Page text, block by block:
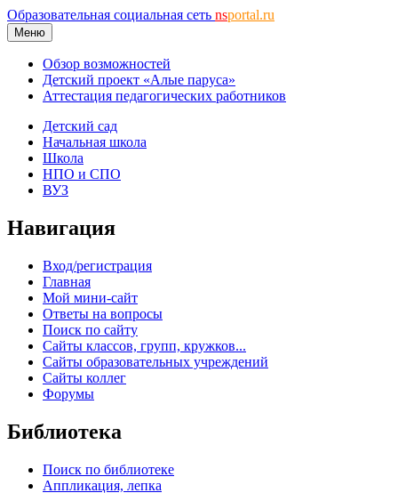
Образовательная социальная сеть nsportal.ru
Меню
Обзор возможностей
Детский проект «Алые паруса»
Аттестация педагогических работников
Детский сад
Начальная школа
Школа
НПО и СПО
ВУЗ
Навигация
Вход/регистрация
Главная
Мой мини-сайт
Ответы на вопросы
Поиск по сайту
Сайты классов, групп, кружков...
Сайты образовательных учреждений
Сайты коллег
Форумы
Библиотека
Поиск по библиотеке
Аппликация, лепка